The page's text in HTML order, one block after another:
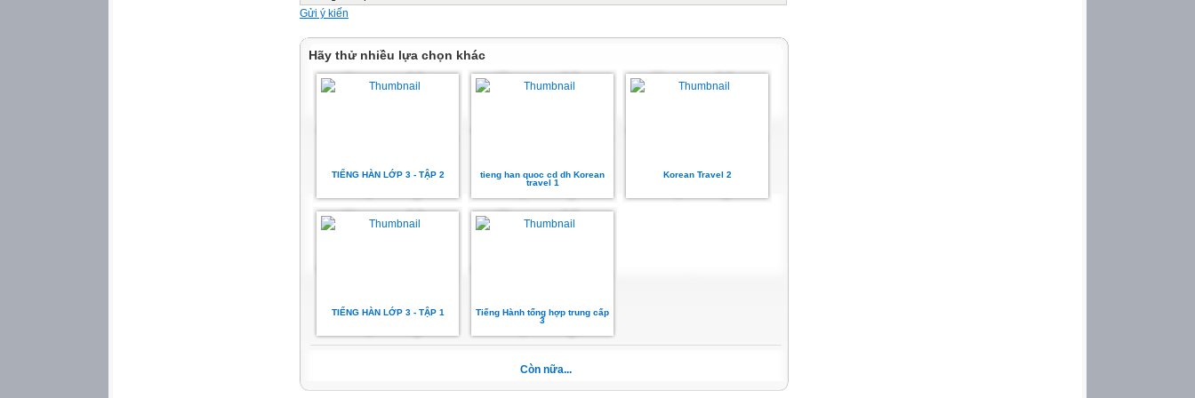
Gửi ý kiến
Hãy thử nhiều lựa chọn khác
TIẾNG HÀN LỚP 3 - TẬP 2
tieng han quoc cd dh Korean
travel 1
Korean Travel 2
TIẾNG HÀN LỚP 3 - TẬP 1
Tiếng Hành tổng hợp trung cấp
3
Còn nữa...